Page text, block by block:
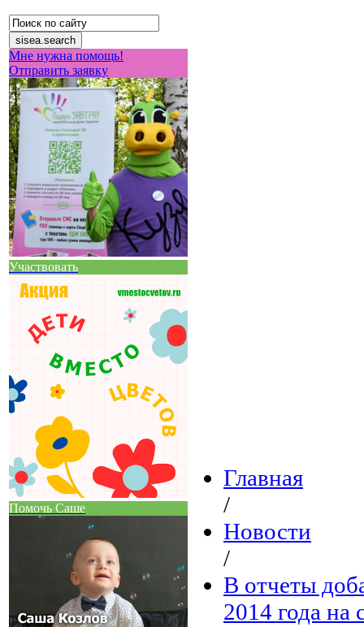
Мне нужна помощь!
Отправить заявку
Участвовать
Помочь Саше
Главная
/
Новости
/
В отчеты
2014 года на